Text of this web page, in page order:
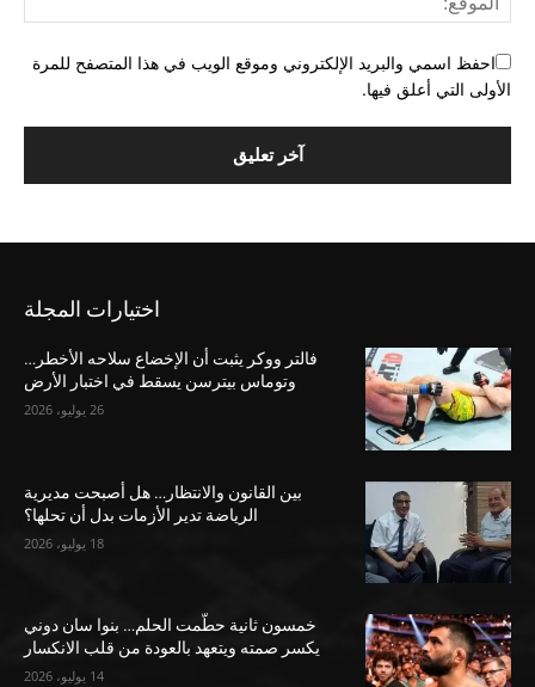
احفظ اسمي والبريد الإلكتروني وموقع الويب في هذا المتصفح للمرة
الأولى التي أعلق فيها.
اختيارات المجلة
فالتر ووكر يثبت أن الإخضاع سلاحه الأخطر…
وتوماس بيترسن يسقط في اختبار الأرض
26 يوليو، 2026
بين القانون والانتظار… هل أصبحت مديرية
الرياضة تدير الأزمات بدل أن تحلها؟
18 يوليو، 2026
خمسون ثانية حطّمت الحلم… بنوا سان دوني
يكسر صمته ويتعهد بالعودة من قلب الانكسار
14 يوليو، 2026